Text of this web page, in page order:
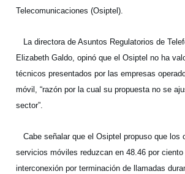
Telecomunicaciones (Osiptel).
La directora de Asuntos Regulatorios de
Elizabeth Galdo, opinó que el Osiptel no ha
técnicos presentados por las empresas
móvil, “razón por la cual su propuesta no se
sector”.
Cabe señalar que el Osiptel propuso que los
servicios móviles reduzcan en 48.46 por
interconexión por terminación de llamadas